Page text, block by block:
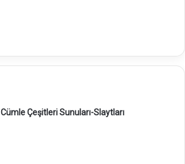
Cümle Çeşitleri Sunuları-Slaytları